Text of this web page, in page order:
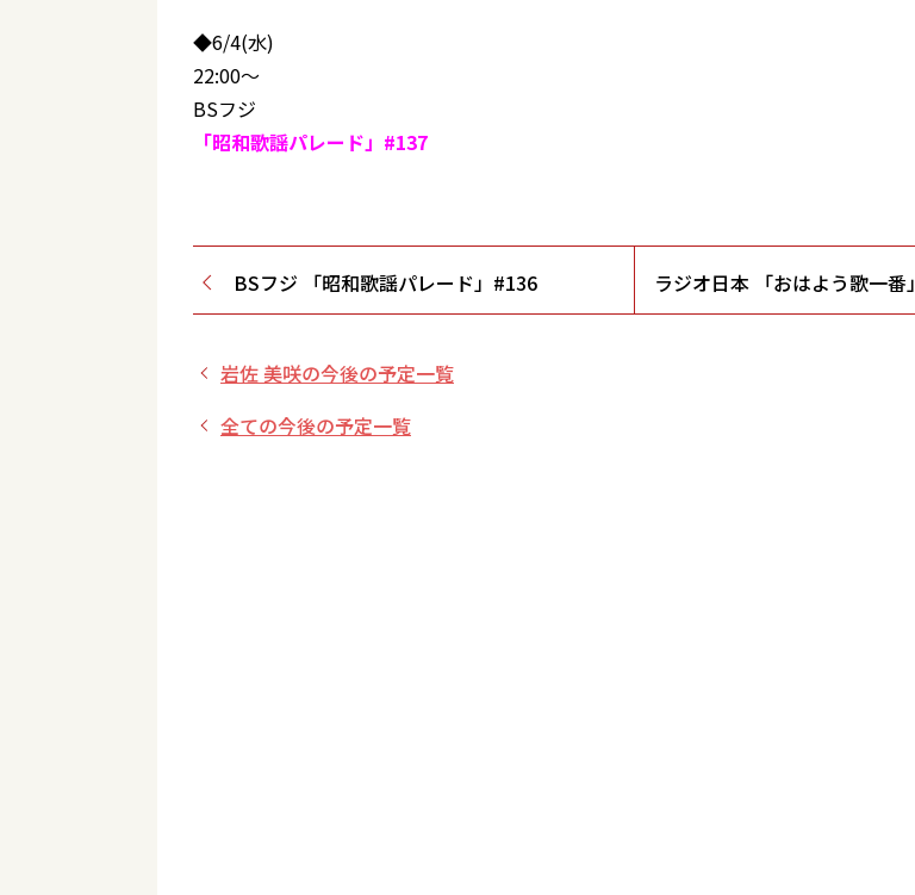
◆6/4(水)
22:00～
BSフジ
「昭和歌謡パレード」#137
BSフジ 「昭和歌謡パレード」#136 ラジオ日本 「おはよう歌一番」
岩佐 美咲の今後の予定一覧
全ての今後の予定一覧